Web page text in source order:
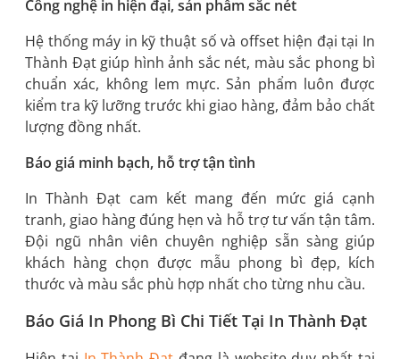
Công nghệ in hiện đại, sản phẩm sắc nét
Hệ thống máy in kỹ thuật số và offset hiện đại tại In
Thành Đạt giúp hình ảnh sắc nét, màu sắc phong bì
chuẩn xác, không lem mực. Sản phẩm luôn được
kiểm tra kỹ lưỡng trước khi giao hàng, đảm bảo chất
lượng đồng nhất.
Báo giá minh bạch, hỗ trợ tận tình
In Thành Đạt cam kết mang đến mức giá cạnh
tranh, giao hàng đúng hẹn và hỗ trợ tư vấn tận tâm.
Đội ngũ nhân viên chuyên nghiệp sẵn sàng giúp
khách hàng chọn được mẫu phong bì đẹp, kích
thước và màu sắc phù hợp nhất cho từng nhu cầu.
Báo Giá In Phong Bì Chi Tiết Tại In Thành Đạt